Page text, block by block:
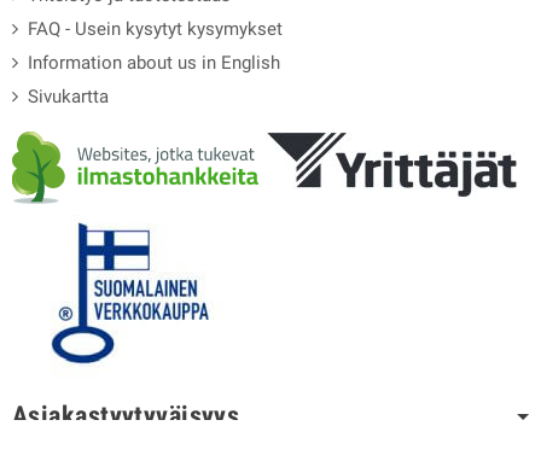
FAQ - Usein kysytyt kysymykset
Information about us in English
Sivukartta
Asiakastyytyväisyys